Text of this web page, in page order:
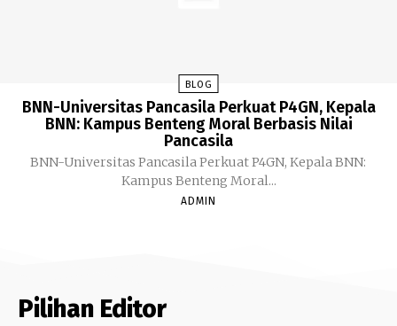
BLOG
BNN-Universitas Pancasila Perkuat P4GN, Kepala
BNN: Kampus Benteng Moral Berbasis Nilai
Pancasila
BNN-Universitas Pancasila Perkuat P4GN, Kepala BNN:
Kampus Benteng Moral...
ADMIN
Pilihan Editor